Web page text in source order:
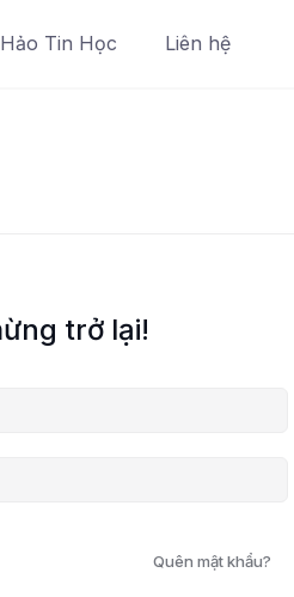
Tin Học Liên hệ
trở lại!
Quên mật khẩu?